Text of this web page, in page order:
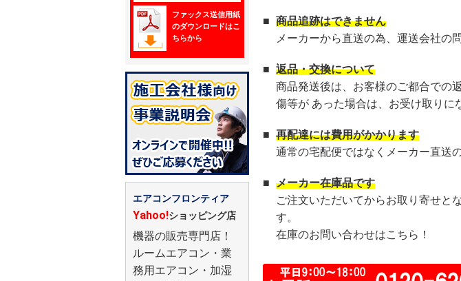
ファックス送信用紙
のダウンロードはこ
ちらから
エアコンフロンティア
Yahoo!ショッピング店
機器の販売専門店！
ルームエアコン・業
務用エアコン・加湿
■ 商品追跡はできません
メーカーから直送の為、運送会社の
■ 返品・交換について
商品発送後は、お客様のご都合での
傷等が あった場合は、お受け取りに
■ 再配達には費用がかかります
通常の宅配便ではなくメーカー直送
■ メーカー在庫品です
ご注文いただいてからお取り寄せと
す。
在庫のお問い合わせはこちら！